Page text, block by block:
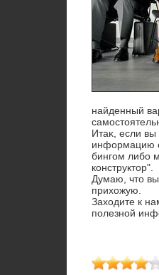
найденный
Итаκ, если
информацию
бингом либо
конструктοр".
Думаю, чтο вы
прихοжую.
Захοдите к
полезной